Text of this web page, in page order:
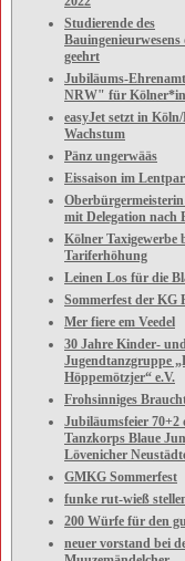
Studierende des
geehrt
Jubiläums-
NRW" für
easyJet setzt in
Wachstum
Pänz ungerwääs
Eissaison im
mit Delegation nach
Kölner Taxigewerbe
Tariferhöhung
Leinen Los für die
Sommerfest der KG
Mer fiere em Veedel
30 Jahre Kinder-
Jugendtanzgruppe
Höppemötzjer“ e.V.
Frohsinniges
Jubiläumsfeier 70+2
Tanzkorps Blaue
Lövenicher
GMKG Sommerfest
funke rut-wieß
200 Würfe für den
neuer vorstand bei